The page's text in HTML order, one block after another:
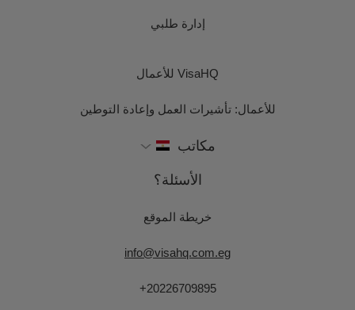
إدارة طلبي
VisaHQ للأعمال
للأعمال: تأشيرات العمل وإعادة التوطين
مكاتب
الأسئلة؟
خريطة الموقع
info@visahq.com.eg
+20226709895